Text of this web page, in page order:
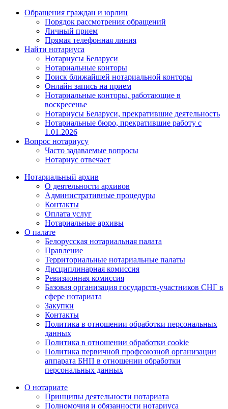
Обращения граждан и юрлиц
Порядок рассмотрения обращений
Личный прием
Прямая телефонная линия
Найти нотариуса
Нотариусы Беларуси
Нотариальные конторы
Поиск ближайшей нотариальной конторы
Онлайн запись на прием
Нотариальные конторы, работающие в
воскресенье
Нотариусы Беларуси, прекратившие деятельность
Нотариальные бюро, прекратившие работу с
1.01.2026
Вопрос нотариусу
Часто задаваемые вопросы
Нотариус отвечает
Нотариальный архив
О деятельности архивов
Административные процедуры
Контакты
Оплата услуг
Нотариальные архивы
О палате
Белорусская нотариальная палата
Правление
Территориальные нотариальные палаты
Дисциплинарная комиссия
Ревизионная комиссия
Базовая организация государств-участников СНГ в
сфере нотариата
Закупки
Контакты
Политика в отношении обработки персональных
данных
Политика в отношении обработки cookie
Политика первичной профсоюзной организации
аппарата БНП в отношении обработки
персональных данных
О нотариате
Принципы деятельности нотариата
Полномочия и обязанности нотариуса